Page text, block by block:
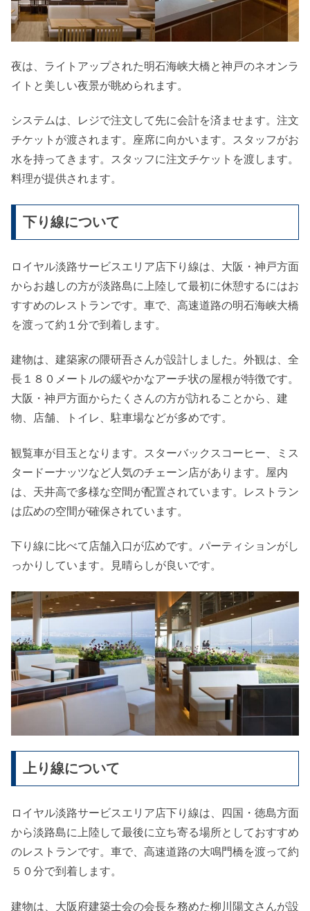
夜は、ライトアップされた明石海峡大橋と神戸のネオンラ
イトと美しい夜景が眺められます。
システムは、レジで注文して先に会計を済ませます。注文
チケットが渡されます。座席に向かいます。スタッフがお
水を持ってきます。スタッフに注文チケットを渡します。
料理が提供されます。
下り線について
ロイヤル淡路サービスエリア店下り線は、大阪・神戸方面
からお越しの方が淡路島に上陸して最初に休憩するにはお
すすめのレストランです。車で、高速道路の明石海峡大橋
を渡って約１分で到着します。
建物は、建築家の隈研吾さんが設計しました。外観は、全
長１８０メートルの緩やかなアーチ状の屋根が特徴です。
大阪・神戸方面からたくさんの方が訪れることから、建
物、店舗、トイレ、駐車場などが多めです。
観覧車が目玉となります。スターバックスコーヒー、ミス
タードーナッツなど人気のチェーン店があります。屋内
は、天井高で多様な空間が配置されています。レストラン
は広めの空間が確保されています。
下り線に比べて店舗入口が広めです。パーティションがし
っかりしています。見晴らしが良いです。
上り線について
ロイヤル淡路サービスエリア店下り線は、四国・徳島方面
から淡路島に上陸して最後に立ち寄る場所としておすすめ
のレストランです。車で、高速道路の大鳴門橋を渡って約
５０分で到着します。
建物は、大阪府建築士会の会長を務めた柳川陽文さんが設